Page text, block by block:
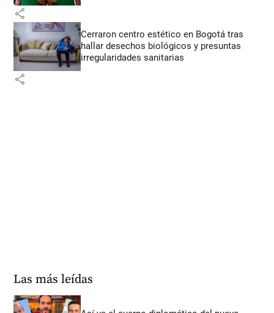
share
Cerraron centro estético en Bogotá tras
hallar desechos biológicos y presuntas
irregularidades sanitarias
share
Las más leídas